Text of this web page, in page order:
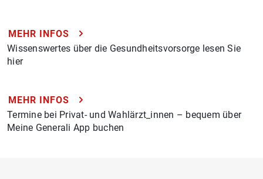
MEHR INFOS
Wissenswertes über die Gesundheitsvorsorge lesen Sie
hier
MEHR INFOS
Termine bei Privat- und Wahlärzt_innen – bequem über
Meine Generali App buchen